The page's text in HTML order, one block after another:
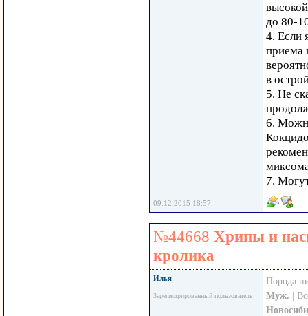
до 80-
4. Если
приема
в
5. Не
6.
7.
09.12.2015 18:57
№44668 Хрипы и
кролика
Илья
Зарегистрированный пользователь
Порода
Муж. |